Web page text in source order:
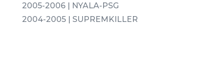
2005-2006 | NYALA-PSG
2004-2005 | SUPREMKILLER